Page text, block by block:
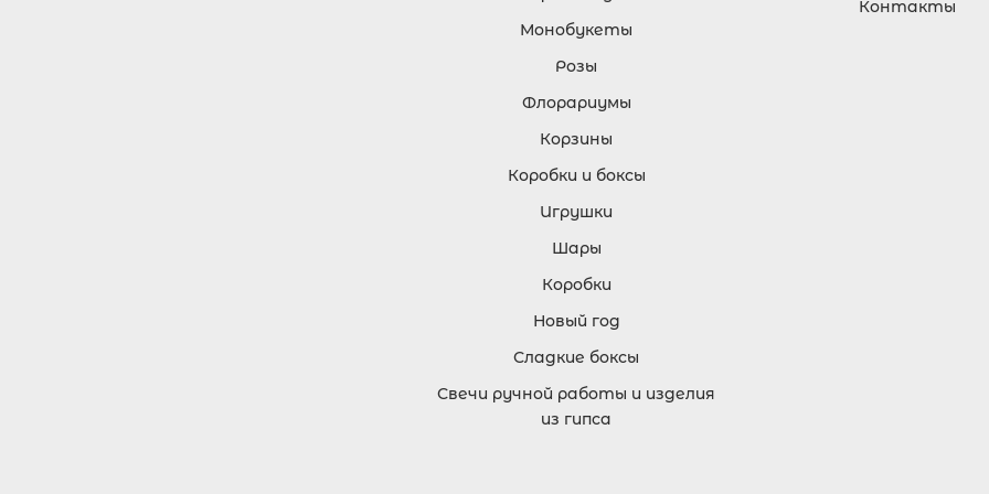
Монобукеты
Розы
Флорариумы
Корзины
Коробки и боксы
Игрушки
Шары
Коробки
Новый год
Сладкие боксы
Свечи ручной работы и изделия
из гипса
Контакты